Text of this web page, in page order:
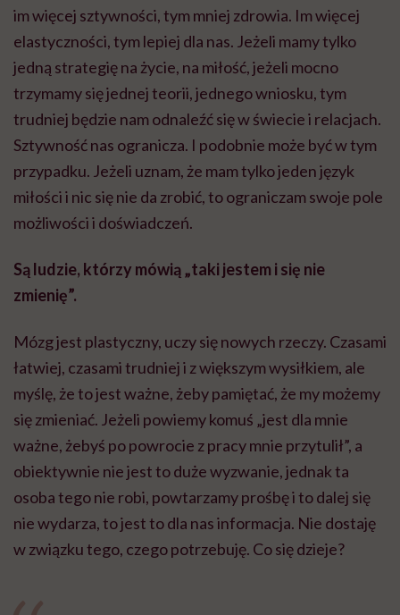
im więcej sztywności, tym mniej zdrowia. Im więcej
elastyczności, tym lepiej dla nas. Jeżeli mamy tylko
jedną strategię na życie, na miłość, jeżeli mocno
trzymamy się jednej teorii, jednego wniosku, tym
trudniej będzie nam odnaleźć się w świecie i relacjach.
Sztywność nas ogranicza. I podobnie może być w tym
przypadku. Jeżeli uznam, że mam tylko jeden język
miłości i nic się nie da zrobić, to ograniczam swoje pole
możliwości i doświadczeń.
Są ludzie, którzy mówią „taki jestem i się nie
zmienię”.
Mózg jest plastyczny, uczy się nowych rzeczy. Czasami
łatwiej, czasami trudniej i z większym wysiłkiem, ale
myślę, że to jest ważne, żeby pamiętać, że my możemy
się zmieniać. Jeżeli powiemy komuś „jest dla mnie
ważne, żebyś po powrocie z pracy mnie przytulił”, a
obiektywnie nie jest to duże wyzwanie, jednak ta
osoba tego nie robi, powtarzamy prośbę i to dalej się
nie wydarza, to jest to dla nas informacja. Nie dostaję
w związku tego, czego potrzebuję. Co się dzieje?